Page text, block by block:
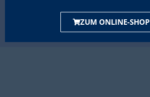
ZUM ONLINE-SHOP